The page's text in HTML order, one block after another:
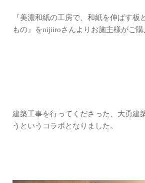
『美濃和紙の工房で、和紙を伸ばす板
もの』をnijiiroさんよりお施主様がご購
建築工事を行ってくださった、大勇建
うというコラボとなりました。